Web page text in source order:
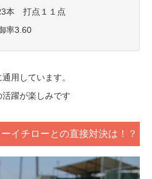
本 打点１１点
率3.60
用しています。
躍が楽しみです
イチローとの直接対決は！？